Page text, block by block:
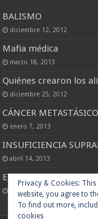
BALISMO
diciembre 12, 2012
Mafia médica
marzo 18, 2013
Quiénes crearon los
diciembre 25, 2012
CÁNCER
enero 7, 2013
INSUFICIENCIA
abril 14, 2013
EUFRASIA
enero 6, 2014